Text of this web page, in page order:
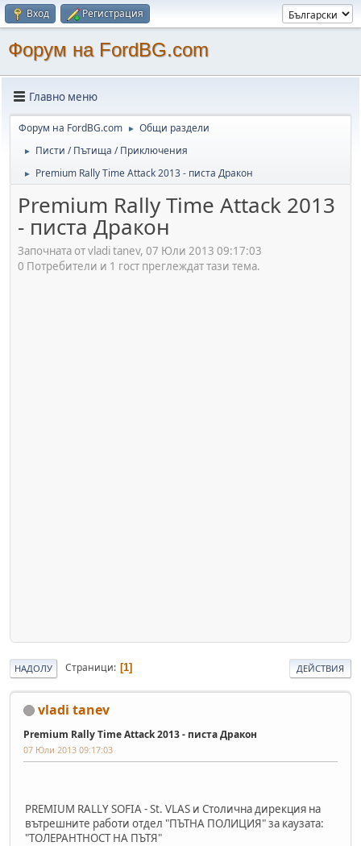
Вход Регистрация
Форум на FordBG.com
Главно меню
Форум на FordBG.com ► Общи раздели
► Писти / Пътища / Приключения
► Premium Rally Time Attack 2013 - писта Дракон
Premium Rally Time Attack 2013
- писта Дракон
Започната от vladi tanev, 07 Юли 2013 09:17:03
0 Потребители и 1 гост преглеждат тази тема.
НАДОЛУ Страници 1 ДЕЙСТВИЯ
vladi tanev
Premium Rally Time Attack 2013 - писта Дракон
07 Юли 2013 09:17:03
PREMIUM RALLY SOFIA - St. VLAS и Столична дирекция на
вътрешните работи отдел "ПЪТНА ПОЛИЦИЯ" за каузата:
"ТОЛЕРАНТНОСТ НА ПЪТЯ"